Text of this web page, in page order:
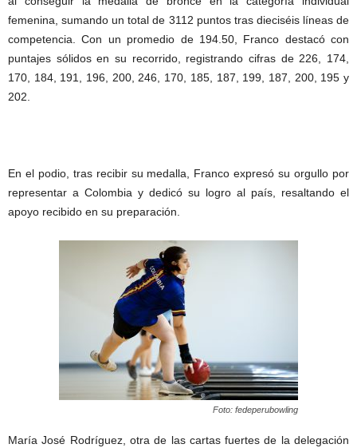
femenina, sumando un total de 3112 puntos tras dieciséis líneas de
competencia. Con un promedio de 194.50, Franco destacó con
puntajes sólidos en su recorrido, registrando cifras de 226, 174,
170, 184, 191, 196, 200, 246, 170, 185, 187, 199, 187, 200, 195 y
202.
En el podio, tras recibir su medalla, Franco expresó su orgullo por
representar a Colombia y dedicó su logro al país, resaltando el
apoyo recibido en su preparación.
Foto: fedeperubowling
María José Rodríguez, otra de las cartas fuertes de la delegación